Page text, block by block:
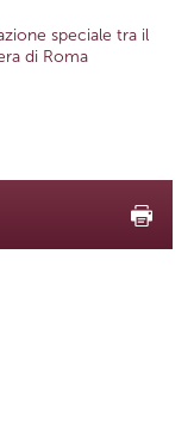
speciale tra il
di Roma